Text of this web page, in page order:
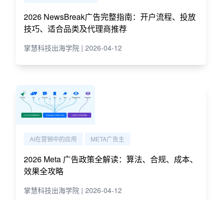
2026 NewsBreak广告完整指南：开户流程、投放
技巧、适合品类及代理商推荐
掌慧科技出海学院 | 2026-04-12
AI在营销中的应用 META广告主
2026 Meta 广告政策全解读：算法、合规、成本、
效果全攻略
掌慧科技出海学院 | 2026-04-12